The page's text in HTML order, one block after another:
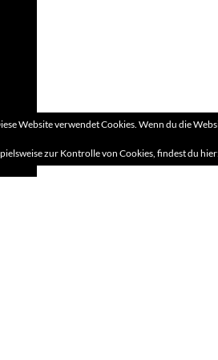
Website verwendet Cookies. Wenn du die
zur Kontrolle von Cookies, findest du